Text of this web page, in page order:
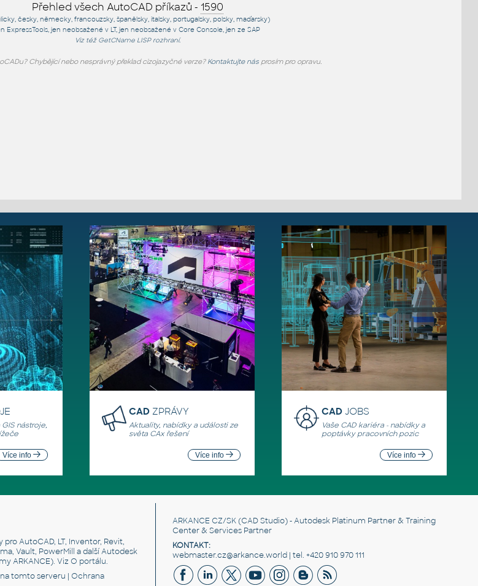
Přehled všech AutoCAD příkazů - 1590
česky, německy, francouzsky, španělsky, italsky, portugalsky, polsky, maďarsky)
ExpressTools, jenneobsažené v LT, jenneobsažené v Core Console, jenze SAP
Viz též GetCName LISP rozhraní.
Chybějící nebo nesprávný překlad cizojazyčné verze? Kontaktujte násprosím pro opravu.
GIS nástroje,
Více info
CAD ZPRÁVY
Aktuality, nabídky a události ze
světa CAx řešení
Více info
CADJOBS
Vaše CAD kariéra - nabídky a
poptávky pracovních pozic
Více info
AutoCAD, LT, Inventor, Revit,
Vault, PowerMill a další Autodesk
ARKANCE). Viz O portálu.
tomto serveru | Ochrana
ARKANCE CZ/SK(CAD Studio) - Autodesk Platinum Partner & Training
Center & Services Partner
KONTAKT:
webmaster.cz@arkance.world | tel. +420 910 970 111